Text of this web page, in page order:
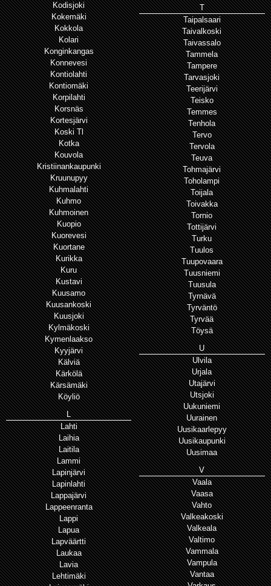
Kodisjoki
Kokemäki
Kokkola
Kolari
Konginkangas
Konnevesi
Kontiolahti
Kontiomäki
Korpilahti
Korsnäs
Kortesjärvi
Koski Tl
Kotka
Kouvola
Kristiinankaupunki
Kruunupyy
Kuhmalahti
Kuhmo
Kuhmoinen
Kuopio
Kuorevesi
Kuortane
Kurikka
Kuru
Kustavi
Kuusamo
Kuusankoski
Kuusjoki
Kylmäkoski
Kymenlaakso
Kyyjärvi
Kälviä
Kärkölä
Kärsämäki
Köyliö
L
Lahti
Laihia
Laitila
Lammi
Lapinjärvi
Lapinlahti
Lappajärvi
Lappeenranta
Lappi
Lapua
Lapväärtti
Laukaa
Lavia
Lehtimäki
T
Taipalsaari
Taivalkoski
Taivassalo
Tammela
Tampere
Tarvasjoki
Teerijärvi
Teisko
Temmes
Tenhola
Tervo
Tervola
Teuva
Tohmajärvi
Toholampi
Toijala
Toivakka
Tornio
Tottijärvi
Turku
Tuulos
Tuupovaara
Tuusniemi
Tuusula
Tyrnävä
Tyrväntö
Tyrvää
Töysä
U
Ulvila
Urjala
Utajärvi
Utsjoki
Uukuniemi
Uurainen
Uusikaarlepyy
Uusikaupunki
Uusimaa
V
Vaala
Vaasa
Vahto
Valkeakoski
Valkeala
Valtimo
Vammala
Vampula
Vantaa